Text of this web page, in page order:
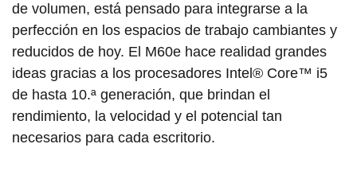
de volumen, está pensado para integrarse a la
perfección en los espacios de trabajo cambiantes y
reducidos de hoy. El M60e hace realidad grandes
ideas gracias a los procesadores Intel® Core™ i5
de hasta 10.ª generación, que brindan el
rendimiento, la velocidad y el potencial tan
necesarios para cada escritorio.